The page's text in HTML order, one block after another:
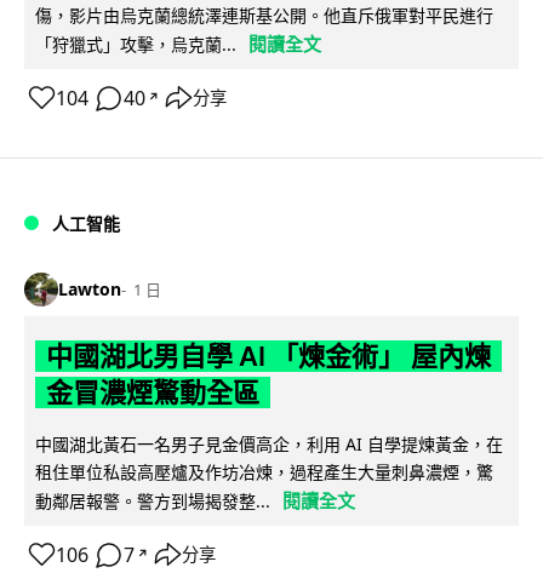
傷，影片由烏克蘭總統澤連斯基公開。他直斥俄軍對平民進行
「狩獵式」攻擊，烏克蘭...
閱讀全文
104 40 ↗ 分享
人工智能
Lawton 1 日
中國湖北男自學 AI 「煉金術」 屋內煉
金冒濃煙驚動全區
中國湖北黃石一名男子見金價高企，利用 AI 自學提煉黃金，在
租住單位私設高壓爐及作坊冶煉，過程產生大量刺鼻濃煙，驚
動鄰居報警。警方到場揭發整...
閱讀全文
106 7 ↗ 分享